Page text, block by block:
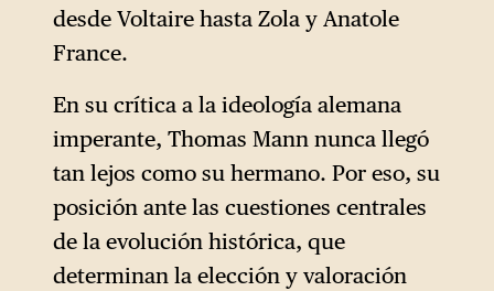
desde Voltaire hasta Zola y Anatole
France.
En su crítica a la ideología alemana
imperante, Thomas Mann nunca llegó
tan lejos como su hermano. Por eso, su
posición ante las cuestiones centrales
de la evolución histórica, que
determinan la elección y valoración